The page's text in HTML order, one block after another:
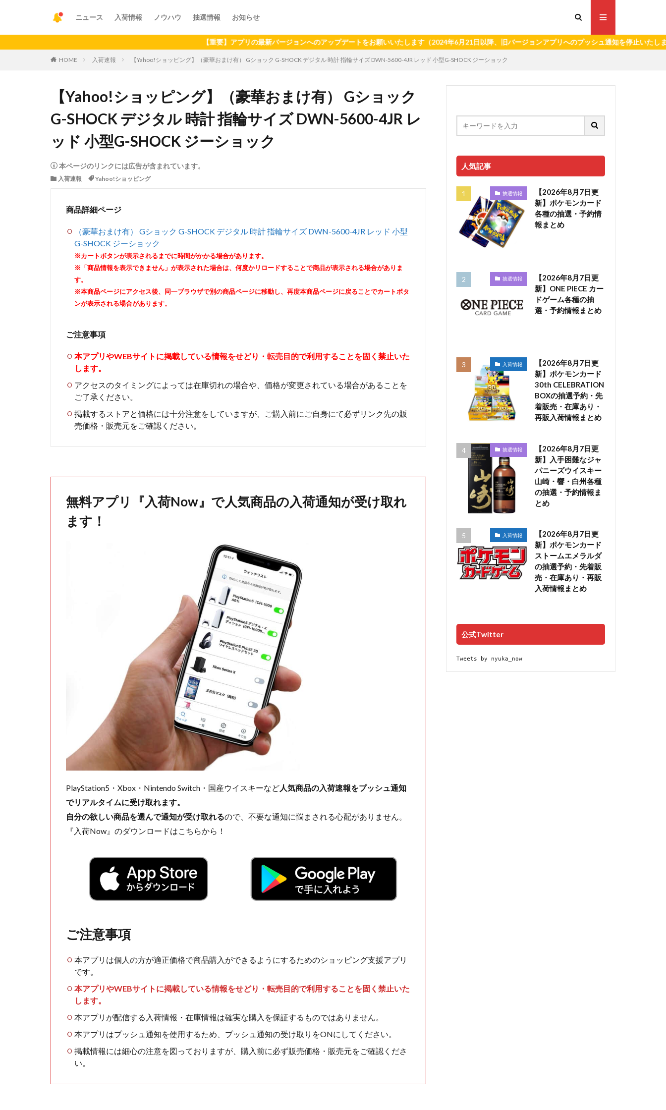
ニュース 入荷情報 ノウハウ 抽選情報 お知らせ
【重要】アプリの最新バージョンへのアップデートをお願いいたします（2024年6月21日以降、旧バージョンアプリへのプッシュ通知を停止いたします。）
HOME 入荷速報 【Yahoo!ショッピング】（豪華おまけ有） Gショック G-SHOCK デジタル 時計 指輪サイズ DWN-5600-4JR レッド 小型G-SHOCK ジーショック
【Yahoo!ショッピング】（豪華おまけ有） Gショック
G-SHOCK デジタル 時計 指輪サイズ DWN-5600-4JR レ
ッド 小型G-SHOCK ジーショック
本ページのリンクには広告が含まれています。
入荷速報 Yahoo!ショッピング
商品詳細ページ
（豪華おまけ有） Gショック G-SHOCK デジタル 時計 指輪サイズ DWN-5600-4JR レッド 小型
G-SHOCK ジーショック
※カートボタンが表示されるまでに時間がかかる場合があります。
※「商品情報を表示できません」が表示された場合は、何度かリロードすることで商品が表示される場合がありま
す。
※本商品ページにアクセス後、同一ブラウザで別の商品ページに移動し、再度本商品ページに戻ることでカートボタ
ンが表示される場合があります。
ご注意事項
本アプリやWEBサイトに掲載している情報をせどり・転売目的で利用することを固く禁止いた
します。
アクセスのタイミングによっては在庫切れの場合や、価格が変更されている場合があることを
ご了承ください。
掲載するストアと価格には十分注意をしていますが、ご購入前にご自身にて必ずリンク先の販
売価格・販売元をご確認ください。
無料アプリ『入荷Now』で人気商品の入荷通知が受け取れ
ます！
PlayStation5・Xbox・Nintendo Switch・国産ウイスキーなど人気商品の入荷速報をプッシュ通知
でリアルタイムに受け取れます。
自分の欲しい商品を選んで通知が受け取れるので、不要な通知に悩まされる心配がありません。
『入荷Now』のダウンロードはこちらから！
ご注意事項
本アプリは個人の方が適正価格で商品購入ができるようにするためのショッピング支援アプリ
です。
本アプリやWEBサイトに掲載している情報をせどり・転売目的で利用することを固く禁止いた
します。
本アプリが配信する入荷情報・在庫情報は確実な購入を保証するものではありません。
本アプリはプッシュ通知を使用するため、プッシュ通知の受け取りをONにしてください。
掲載情報には細心の注意を図っておりますが、購入前に必ず販売価格・販売元をご確認くださ
い。
人気記事
抽選情報
【2026年8月7日更
新】ポケモンカード
各種の抽選・予約情
報まとめ
抽選情報
【2026年8月7日更
新】ONE PIECE カー
ドゲーム各種の抽
選・予約情報まとめ
入荷情報
【2026年8月7日更
新】ポケモンカード
30th CELEBRATION
BOXの抽選予約・先
着販売・在庫あり・
再販入荷情報まとめ
抽選情報
【2026年8月7日更
新】入手困難なジャ
パニーズウイスキー
山崎・響・白州各種
の抽選・予約情報ま
とめ
入荷情報
【2026年8月7日更
新】ポケモンカード
ストームエメラルダ
の抽選予約・先着販
売・在庫あり・再販
入荷情報まとめ
公式Twitter
Tweets by nyuka_now